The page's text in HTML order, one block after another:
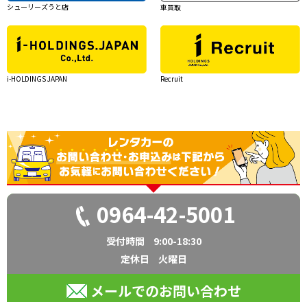
シューリーズうと店 車買取
i-HOLDINGS JAPAN Recruit
0964-42-5001
受付時間
9:00-18:30
定休日
火曜日
メールでのお問い合わせ